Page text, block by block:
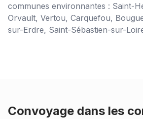
communes environnantes : Saint-
Orvault, Vertou, Carquefou,
sur-Erdre, Saint-Sébastien-sur-
Convoyage dans les